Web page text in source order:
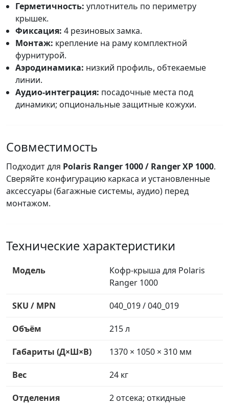
Герметичность: уплотнитель по периметру
крышек.
Фиксация: 4 резиновых замка.
Монтаж: крепление на раму комплектной
фурнитурой.
Аэродинамика: низкий профиль, обтекаемые
линии.
Аудио-интеграция: посадочные места под
динамики; опциональные защитные кожухи.
Совместимость
Подходит для Polaris Ranger 1000 / Ranger XP 1000.
Сверяйте конфигурацию каркаса и установленные
аксессуары (багажные системы, аудио) перед
монтажом.
Технические характеристики
Модель
Кофр-крыша для Polaris
Ranger 1000
SKU / MPN 040_019 / 040_019
Объём 215 л
Габариты (Д×Ш×В) 1370 × 1050 × 310 мм
Вес 24 кг
Отделения
2 отсека; откидные